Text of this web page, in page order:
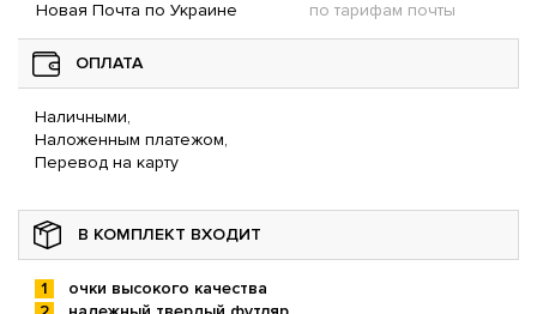
Новая Почта по Украине по тарифам почты
ОПЛАТА
Наличными,
Наложенным платежом,
Перевод на карту
В КОМПЛЕКТ ВХОДИТ
очки высокого качества